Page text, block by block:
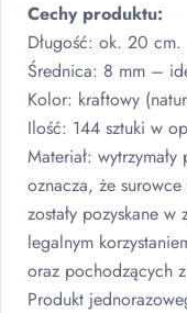
Cechy produktu:
Długość: ok. 20 cm.
Średnica: 8 mm –
Kolor: kraftowy
Ilość: 144 sztuki w
Materiał:
oznacza, że
zostały pozyskane
legalnym
oraz pochodzących
Produkt